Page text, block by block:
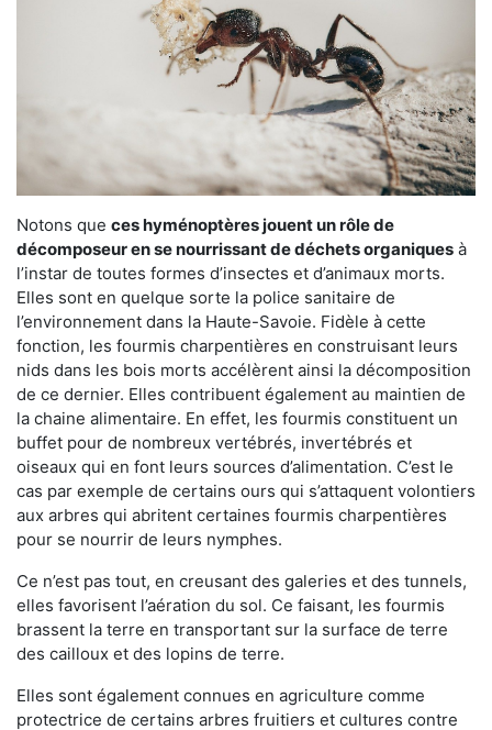
Notons que ces hyménoptères jouent un rôle de
décomposeur en se nourrissant de déchets organiques à
l’instar de toutes formes d’insectes et d’animaux morts.
Elles sont en quelque sorte la police sanitaire de
l’environnement dans la Haute-Savoie. Fidèle à cette
fonction, les fourmis charpentières en construisant leurs
nids dans les bois morts accélèrent ainsi la décomposition
de ce dernier. Elles contribuent également au maintien de
la chaine alimentaire. En effet, les fourmis constituent un
buffet pour de nombreux vertébrés, invertébrés et
oiseaux qui en font leurs sources d’alimentation. C’est le
cas par exemple de certains ours qui s’attaquent volontiers
aux arbres qui abritent certaines fourmis charpentières
pour se nourrir de leurs nymphes.
Ce n’est pas tout, en creusant des galeries et des tunnels,
elles favorisent l’aération du sol. Ce faisant, les fourmis
brassent la terre en transportant sur la surface de terre
des cailloux et des lopins de terre.
Elles sont également connues en agriculture comme
protectrice de certains arbres fruitiers et cultures contre